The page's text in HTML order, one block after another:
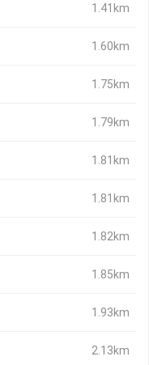
1.41km
1.60km
1.75km
1.79km
1.81km
1.81km
1.82km
1.85km
1.93km
2.13km